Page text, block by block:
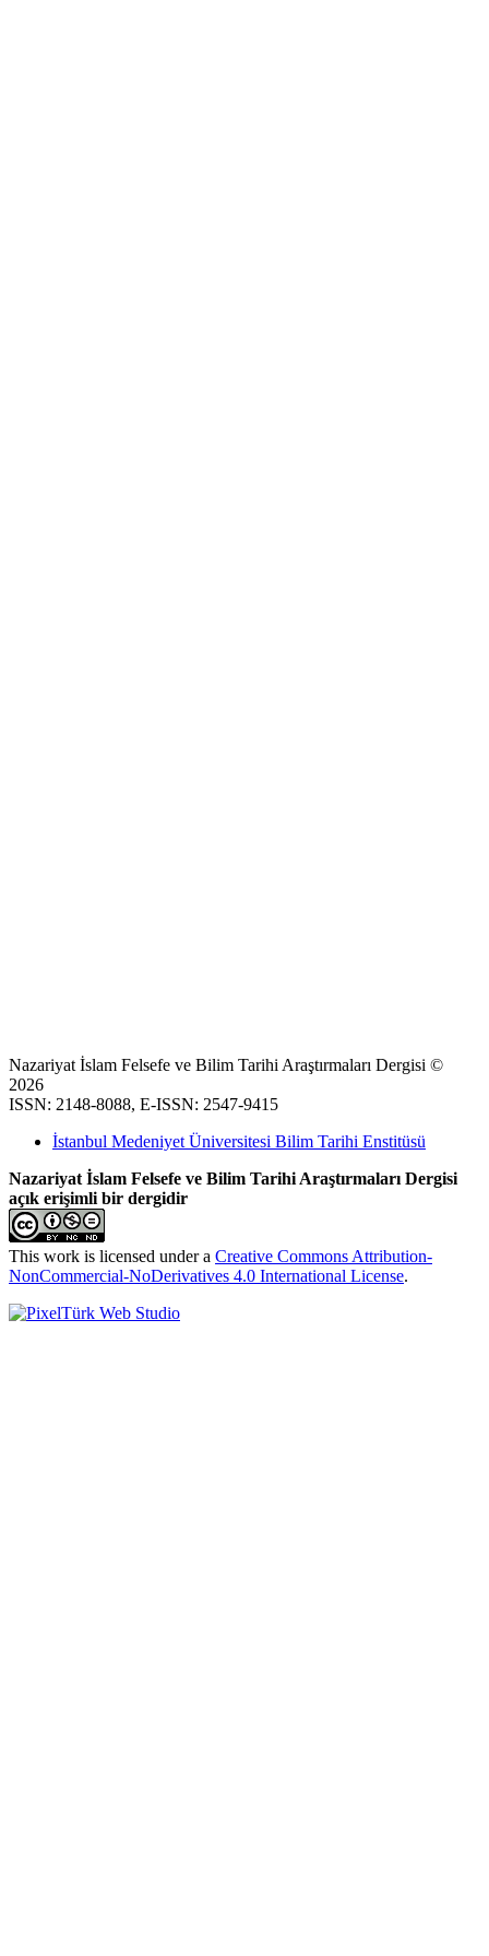
Nazariyat İslam Felsefe ve Bilim Tarihi Araştırmaları Dergisi ©
2026
ISSN: 2148-8088, E-ISSN: 2547-9415
İstanbul Medeniyet Üniversitesi Bilim Tarihi Enstitüsü
Nazariyat İslam Felsefe ve Bilim Tarihi Araştırmaları Dergisi
açık erişimli bir dergidir
This work is licensed under a Creative Commons Attribution-
NonCommercial-NoDerivatives 4.0 International License.